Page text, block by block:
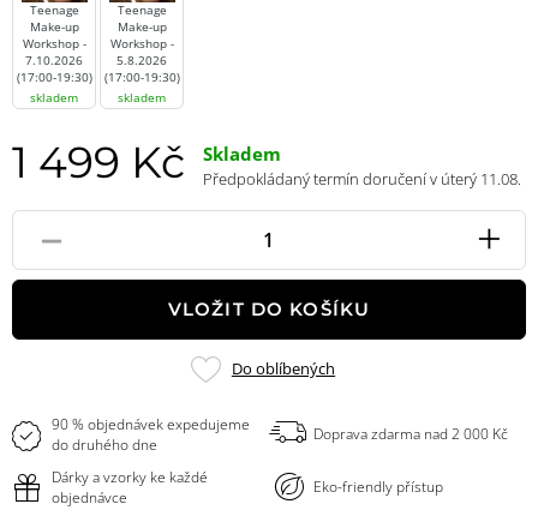
Teenage
Make-up
Workshop -
7.10.2026
(17:00-19:30)
skladem
Teenage
Make-up
Workshop -
5.8.2026
(17:00-19:30)
skladem
1 499 Kč Skladem
Předpokládaný termín doručení v úterý 11.08.
-
Pole
množství
+
VLOŽIT DO KOŠÍKU
Přidat
Do oblíbených
90 % objednávek expedujeme
do druhého dne
Doprava zdarma nad 2 000 Kč
Dárky a vzorky ke každé
objednávce
Eko-friendly přístup